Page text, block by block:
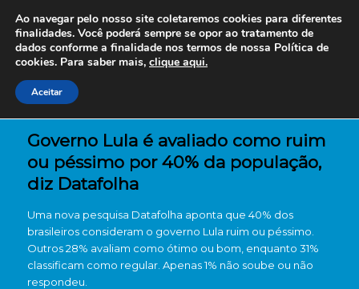
Governo Lula é avaliado como ruim
ou péssimo por 40% da população,
diz Datafolha
Uma nova pesquisa Datafolha aponta que 40% dos
brasileiros consideram o governo Lula ruim ou péssimo.
Outros 28% avaliam como ótimo ou bom, enquanto 31%
classificam como regular. Apenas 1% não soube ou não
respondeu.
Ao navegar pelo nosso site coletaremos cookies para diferentes
finalidades. Você poderá sempre se opor ao tratamento de
dados conforme a finalidade nos termos de nossa Política de
cookies. Para saber mais, clique aqui.
Aceitar